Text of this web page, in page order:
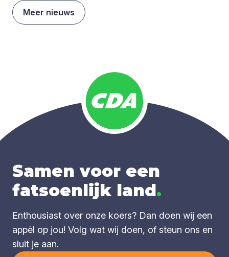
Meer nieuws
Samen voor een
fatsoenlijk land.
Enthousiast over onze koers? Dan doen wij een
appèl op jou! Volg wat wij doen, of steun ons en
sluit je aan.